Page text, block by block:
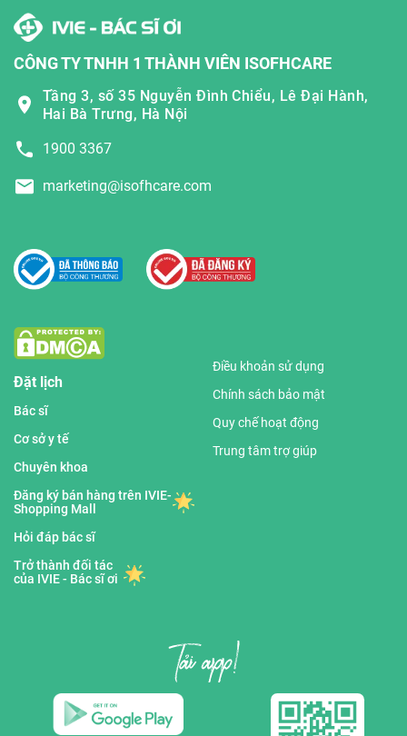
CÔNG TY TNHH 1 THÀNH VIÊN ISOFHCARE
Tầng 3, số 35 Nguyễn Đình Chiểu, Lê Đại Hành,
Hai Bà Trưng, Hà Nội
1900 3367
marketing@isofhcare.com
Đặt lịch
Bác sĩ
Cơ sở y tế
Chuyên khoa
Đăng ký bán hàng trên IVIE-
Shopping Mall
Hỏi đáp bác sĩ
Trở thành đối tác
của IVIE - Bác sĩ ơi
Điều khoản sử dụng
Chính sách bảo mật
Quy chế hoạt động
Trung tâm trợ giúp